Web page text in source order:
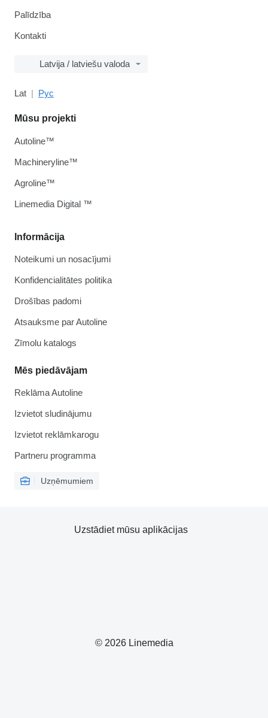
Palīdzība
Kontakti
Latvija / latviešu valoda
Lat Рус
Informācija
Noteikumi un nosacījumi
Konfidencialitātes politika
Drošības padomi
Atsauksme par Autoline
Zīmolu katalogs
Mēs piedāvājam
Reklāma Autoline
Izvietot sludinājumu
Izvietot reklāmkarogu
Partneru programma
Uzņēmumiem
Mūsu projekti
Autoline™
Machineryline™
Agroline™
Linemedia Digital ™
© 2026 Linemedia
Uzstādiet mūsu aplikācijas